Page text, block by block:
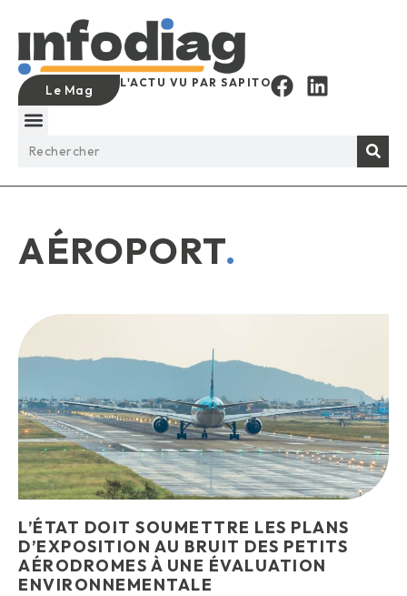
Le Mag L'ACTU VU PAR SAPITO
AÉROPORT.
L’ÉTAT DOIT SOUMETTRE LES PLANS
D’EXPOSITION AU BRUIT DES PETITS
AÉRODROMES À UNE ÉVALUATION
ENVIRONNEMENTALE